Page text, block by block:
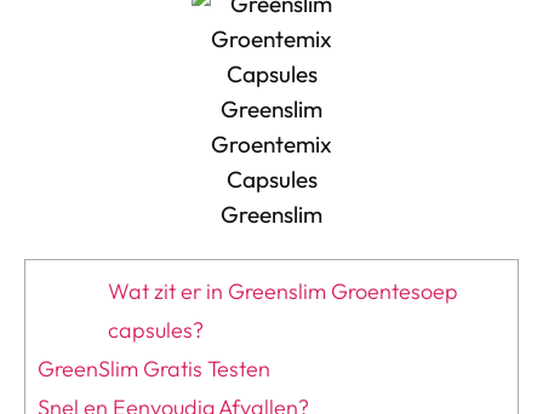
Wat zit er in Greenslim Groentesoep
capsules?
GreenSlim Gratis Testen
Snel en Eenvoudig Afvallen?